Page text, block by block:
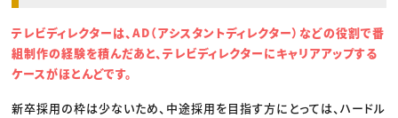
テレビディレクターは、AD（アシスタントディレクター）などの役割で番
組制作の経験を積んだあと、テレビディレクターにキャリアアップする
ケースがほとんどです。
新卒採用の枠は少ないため、中途採用を目指す方にとっては、ハードル